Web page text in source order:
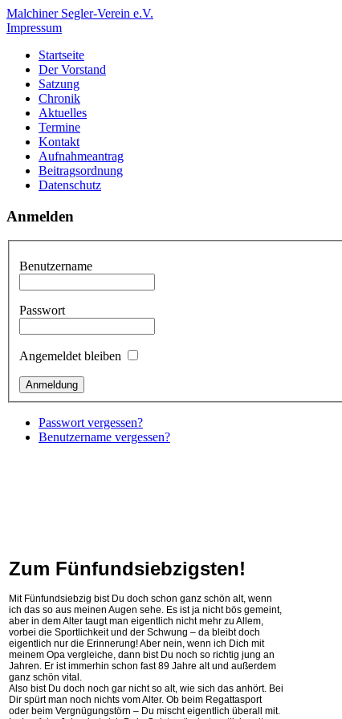
Malchiner Segler-Verein e.V.
Impressum
Startseite
Der Vorstand
Satzung
Chronik
Aktuelles
Termine
Kontakt
Aufnahmeantrag
Beitragsordnung
Datenschutz
Anmelden
Benutzername
Passwort
Angemeldet bleiben
Passwort vergessen?
Benutzername vergessen?
Zum Fünfundsiebzigsten!
Mit Fünfundsiebzig bist Du doch schon ganz schön alt, wenn
ich das so aus meinen Augen sehe. Es ist ja nicht bös gemeint,
aber in dem Alter taugt man eigentlich nicht mehr zu Allem,
vorbei die Sportlichkeit und der Schwung – da bleibt doch
eigentlich nur die Erinnerung! Aber nein, wenn ich Dich mit
meinem Opa vergleiche, dann bist Du noch so richtig jung an
Jahren. Er ist immerhin schon fast 89 Jahre alt und außerdem
ganz schön vital.
Also bist Du doch noch gar nicht so alt, wie sich das anhört. Bei
Dir spürt man noch nichts vom Alter. Ob beim Regattasport
oder beim Vergnügungstörn – Du mischt eigentlich überall mit.